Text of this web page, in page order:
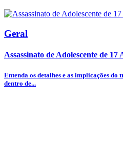
Geral
Assassinato de Adolescente de
Entenda os detalhes e as implicações do
dentro de...